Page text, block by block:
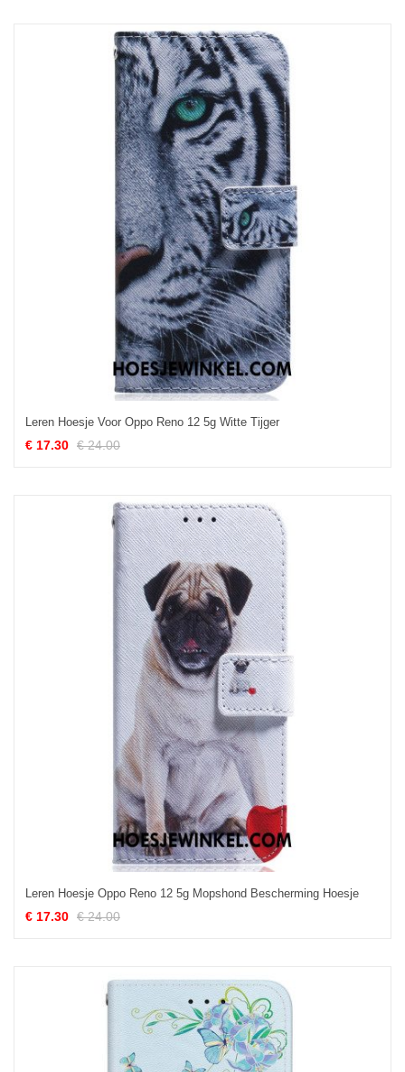
Leren Hoesje Voor Oppo Reno 12 5g Witte Tijger
€ 17.30 € 24.00
Leren Hoesje Oppo Reno 12 5g Mopshond Bescherming Hoesje
€ 17.30 € 24.00